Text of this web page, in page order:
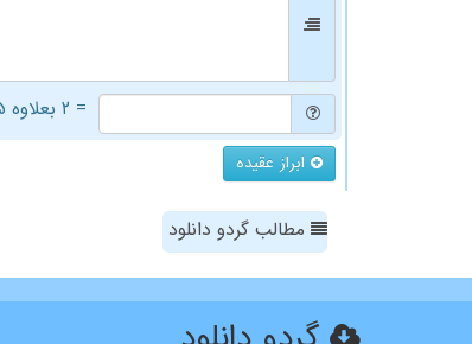
= ۲ بعلاوه ۵
ابراز عقیده
مطالب گردو دانلود